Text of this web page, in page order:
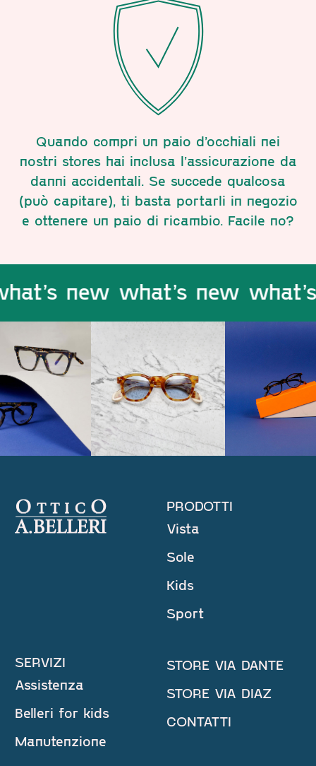
Quando compri un paio d’occhiali nei
nostri stores hai inclusa l’assicurazione da
danni accidentali. Se succede qualcosa
(può capitare), ti basta portarli in negozio
e ottenere un paio di ricambio. Facile no?
new what’s new
PRODOTTI
Vista
Sole
Kids
Sport
SERVIZI
Assistenza
Belleri for kids
Manutenzione
STORE VIA DANTE
STORE VIA DIAZ
CONTATTI